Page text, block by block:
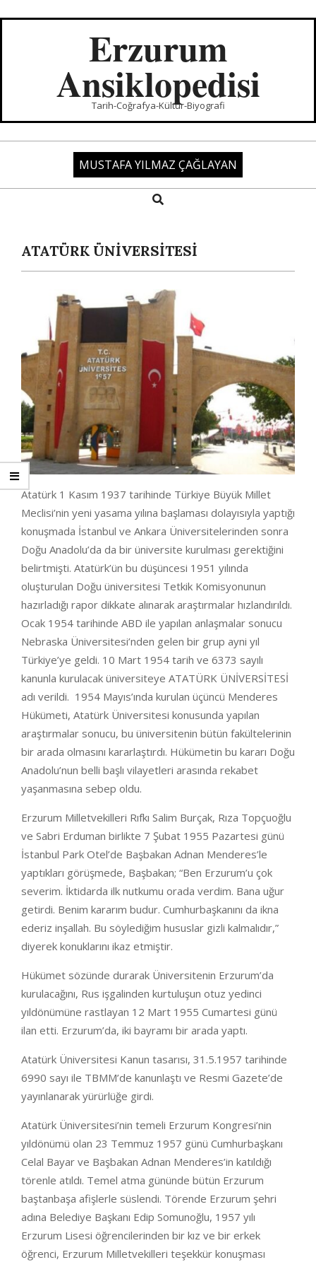
Erzurum
Ansiklopedisi
Tarih-Coğrafya-Kültür-Biyografi
MUSTAFA YILMAZ ÇAĞLAYAN
Search
ATATÜRK ÜNİVERSİTESİ
Atatürk 1 Kasım 1937 tarihinde Türkiye Büyük Millet
Meclisi’nin yeni yasama yılına başlaması dolayısıyla yaptığı
konuşmada İstanbul ve Ankara Üniversitelerinden sonra
Doğu Anadolu’da da bir üniversite kurulması gerektiğini
belirtmişti. Atatürk’ün bu düşüncesi 1951 yılında
oluşturulan Doğu üniversitesi Tetkik Komisyonunun
hazırladığı rapor dikkate alınarak araştırmalar hızlandırıldı.
Ocak 1954 tarihinde ABD ile yapılan anlaşmalar sonucu
Nebraska Üniversitesi’nden gelen bir grup ayni yıl
Türkiye’ye geldi. 10 Mart 1954 tarih ve 6373 sayılı
kanunla kurulacak üniversiteye ATATÜRK ÜNİVERSİTESİ
adı verildi. 1954 Mayıs’ında kurulan üçüncü Menderes
Hükümeti, Atatürk Üniversitesi konusunda yapılan
araştırmalar sonucu, bu üniversitenin bütün fakültelerinin
bir arada olmasını kararlaştırdı. Hükümetin bu kararı Doğu
Anadolu’nun belli başlı vilayetleri arasında rekabet
yaşanmasına sebep oldu.
Erzurum Milletvekilleri Rıfkı Salim Burçak, Rıza Topçuoğlu
ve Sabri Erduman birlikte 7 Şubat 1955 Pazartesi günü
İstanbul Park Otel’de Başbakan Adnan Menderes’le
yaptıkları görüşmede, Başbakan; “Ben Erzurum’u çok
severim. İktidarda ilk nutkumu orada verdim. Bana uğur
getirdi. Benim kararım budur. Cumhurbaşkanını da ikna
ederiz inşallah. Bu söylediğim hususlar gizli kalmalıdır,”
diyerek konuklarını ikaz etmiştir.
Hükümet sözünde durarak Üniversitenin Erzurum’da
kurulacağını, Rus işgalinden kurtuluşun otuz yedinci
yıldönümüne rastlayan 12 Mart 1955 Cumartesi günü
ilan etti. Erzurum’da, iki bayramı bir arada yaptı.
Atatürk Üniversitesi Kanun tasarısı, 31.5.1957 tarihinde
6990 sayı ile TBMM’de kanunlaştı ve Resmi Gazete’de
yayınlanarak yürürlüğe girdi.
Atatürk Üniversitesi’nin temeli Erzurum Kongresi’nin
yıldönümü olan 23 Temmuz 1957 günü Cumhurbaşkanı
Celal Bayar ve Başbakan Adnan Menderes’in katıldığı
törenle atıldı. Temel atma gününde bütün Erzurum
baştanbaşa afişlerle süslendi. Törende Erzurum şehri
adına Belediye Başkanı Edip Somunoğlu, 1957 yılı
Erzurum Lisesi öğrencilerinden bir kız ve bir erkek
öğrenci, Erzurum Milletvekilleri teşekkür konuşması